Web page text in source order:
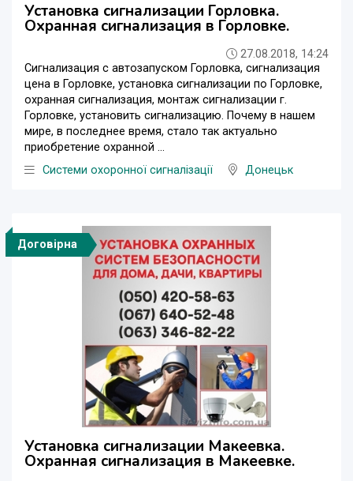
Установка сигнализации Горловка.
Охранная сигнализация в Горловке.
27.08.2018, 14:24
Сигнализация с автозапуском Горловка, сигнализация
цена в Горловке, установка сигнализации по Горловке,
охранная сигнализация, монтаж сигнализации г.
Горловке, установить сигнализацию. Почему в нашем
мире, в последнее время, стало так актуально
приобретение охранной ...
Системи охоронної сигналізації
Донецьк
Договірна
Установка сигнализации Макеевка.
Охранная сигнализация в Макеевке.